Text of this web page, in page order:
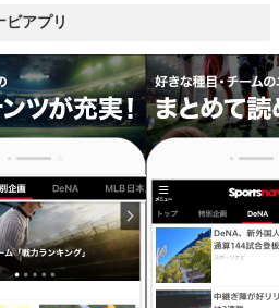
ビアプリ